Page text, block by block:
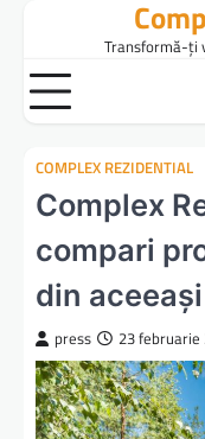
content
Transformă-ți
COMPLEX REZIDENTIAL
Complex
compari
din
press 23 februarie